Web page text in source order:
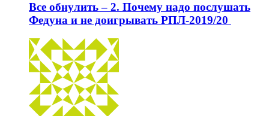
Все обнулить – 2. Почему надо послушать
Федуна и не доигрывать РПЛ-2019/20